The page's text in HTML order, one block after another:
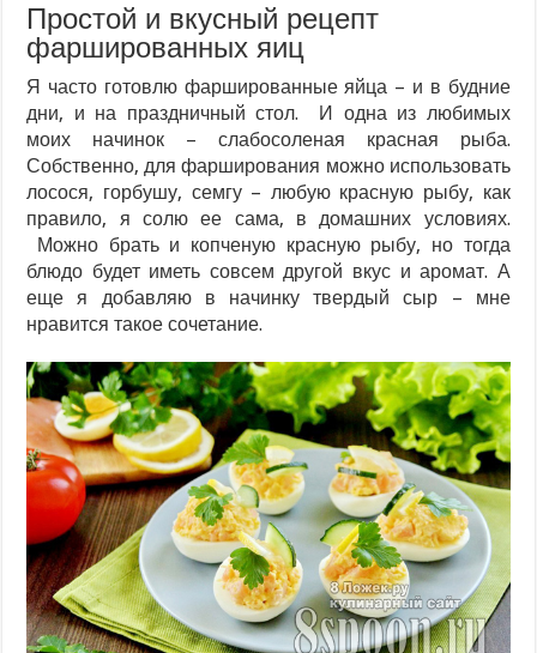
Простой и вкусный рецепт
фаршированных яиц
Я часто готовлю фаршированные яйца – и в будние
дни, и на праздничный стол. И одна из любимых
моих начинок – слабосоленая красная рыба.
Собственно, для фарширования можно использовать
лосося, горбушу, семгу – любую красную рыбу, как
правило, я солю ее сама, в домашних условиях.
Можно брать и копченую красную рыбу, но тогда
блюдо будет иметь совсем другой вкус и аромат. А
еще я добавляю в начинку твердый сыр – мне
нравится такое сочетание.